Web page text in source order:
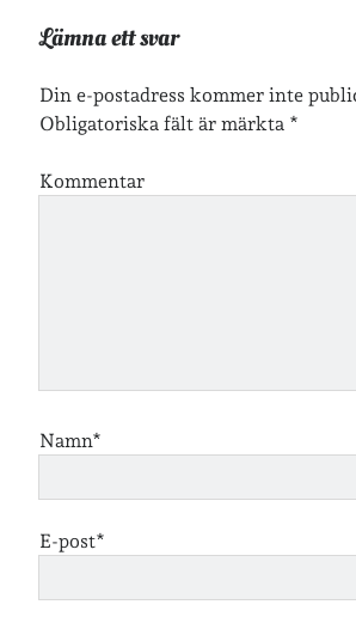
Lämna ett svar
Din e-postadress kommer inte
Obligatoriska fält är märkta *
Kommentar
Namn*
E-post*